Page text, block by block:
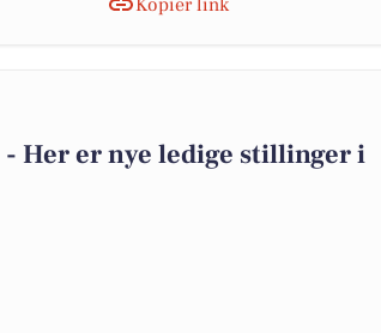
Kopiér link
Her er nye ledige stillinger i